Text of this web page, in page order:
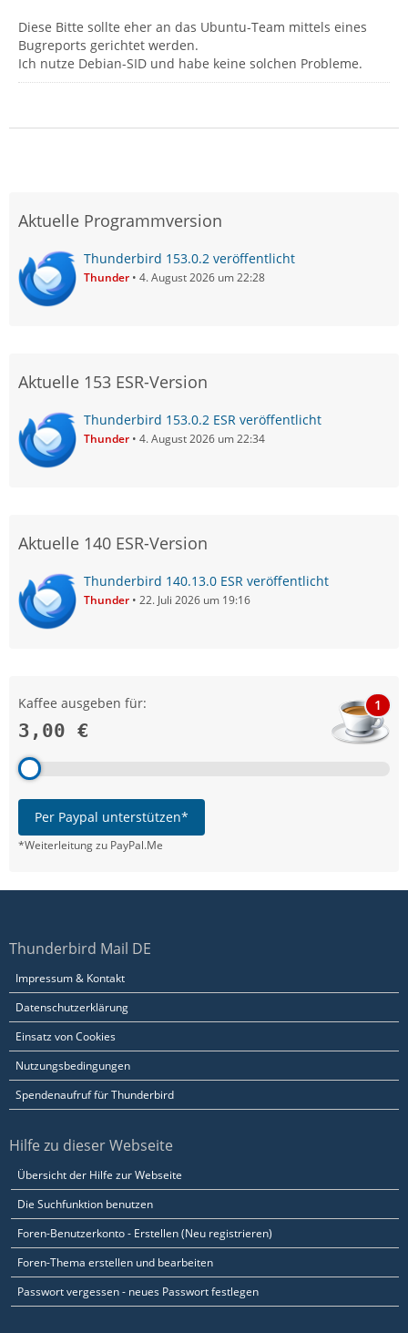
Diese Bitte sollte eher an das Ubuntu-Team mittels eines
Bugreports gerichtet werden.
Ich nutze Debian-SID und habe keine solchen Probleme.
Aktuelle Programmversion
Thunderbird 153.0.2 veröffentlicht
Thunder 4. August 2026 um 22:28
Aktuelle 153 ESR-Version
Thunderbird 153.0.2 ESR veröffentlicht
Thunder 4. August 2026 um 22:34
Aktuelle 140 ESR-Version
Thunderbird 140.13.0 ESR veröffentlicht
Thunder 22. Juli 2026 um 19:16
Kaffee ausgeben für:
3,00 €
1
Per Paypal unterstützen*
*Weiterleitung zu PayPal.Me
Thunderbird Mail DE
Impressum & Kontakt
Datenschutzerklärung
Einsatz von Cookies
Nutzungsbedingungen
Spendenaufruf für Thunderbird
Hilfe zu dieser Webseite
Übersicht der Hilfe zur Webseite
Die Suchfunktion benutzen
Foren-Benutzerkonto - Erstellen (Neu registrieren)
Foren-Thema erstellen und bearbeiten
Passwort vergessen - neues Passwort festlegen